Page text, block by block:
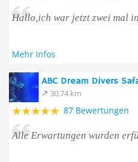
Hallo,ich war jetzt zwei mal
Mehr Infos
ABC Dream Divers
30.74 km
87 Bewertungen
Alle Erwartungen wurden